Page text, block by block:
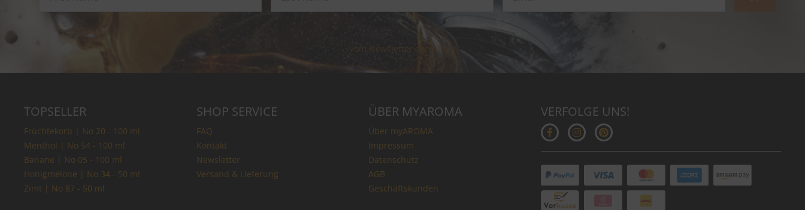
Vom Newsletter abmelden
TOPSELLER
Früchtekorb | No 20 - 100 ml
Menthol | No 54 - 100 ml
Banane | No 05 - 100 ml
Honigmelone | No 34 - 50 ml
Zimt | No 87 - 50 ml
SHOP SERVICE
FAQ
Kontakt
Newsletter
Versand & Lieferung
ÜBER MYAROMA
Über myAROMA
Impressum
Datenschutz
AGB
Geschäftskunden
VERFOLGE UNS!